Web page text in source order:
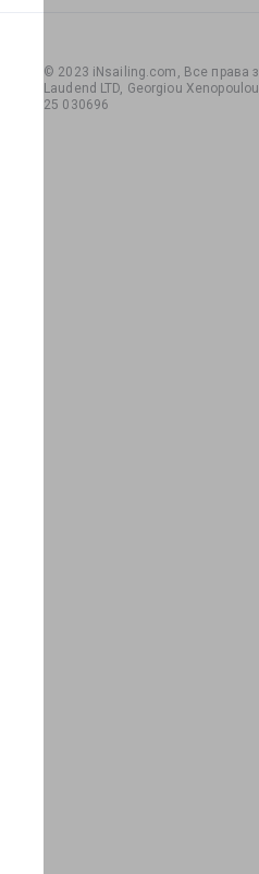
© 2023 iNsailing.com, Все права
Laudend LTD, Georgiou
25 030696